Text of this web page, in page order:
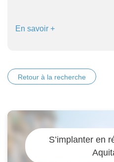
Retour à la recherche
S’implanter en